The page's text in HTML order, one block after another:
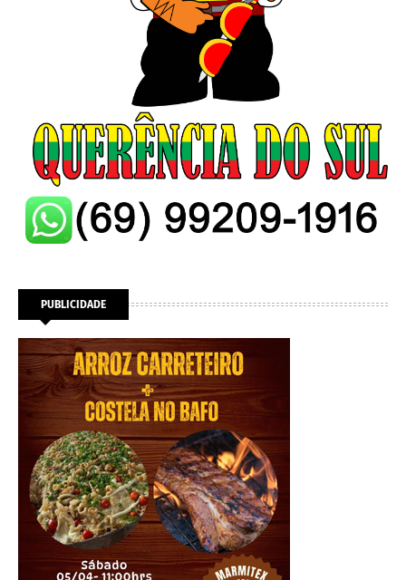
PUBLICIDADE